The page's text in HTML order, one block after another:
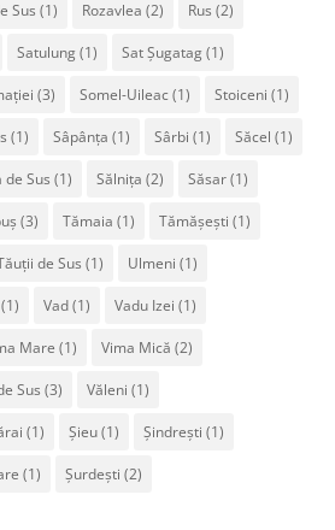
Sus (1) Rozavlea (2) Rus (2)
Satulung(1) Sat Șugatag(1)
(3) Somel-Uileac(1) Stoiceni (1)
(1) Sâpânța (1) Sârbi (1) Săcel (1)
de Sus (1) Sălnița (2) Săsar(1)
(3) Tămaia (1) Tămășești (1)
de Sus (1) Ulmeni (1)
(1) Vad(1) Vadu Izei (1)
Mare (1) Vima Mică (2)
Sus (3) Văleni (1)
(1) Șieu(1) Șindrești (1)
(1) Șurdești (2)